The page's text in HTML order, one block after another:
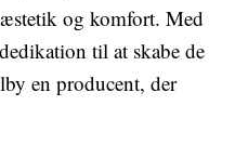
og komfort. Med
til at skabe de
en producent, der